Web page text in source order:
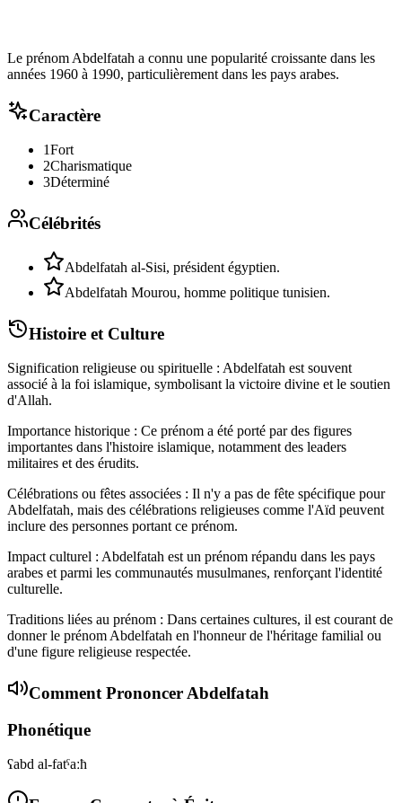
Le prénom Abdelfatah a connu une popularité croissante dans les
années 1960 à 1990, particulièrement dans les pays arabes.
Caractère
1Fort
2Charismatique
3Déterminé
Célébrités
Abdelfatah al-Sisi, président égyptien.
Abdelfatah Mourou, homme politique tunisien.
Histoire et Culture
Signification religieuse ou spirituelle : Abdelfatah est souvent
associé à la foi islamique, symbolisant la victoire divine et le soutien
d'Allah.
Importance historique : Ce prénom a été porté par des figures
importantes dans l'histoire islamique, notamment des leaders
militaires et des érudits.
Célébrations ou fêtes associées : Il n'y a pas de fête spécifique pour
Abdelfatah, mais des célébrations religieuses comme l'Aïd peuvent
inclure des personnes portant ce prénom.
Impact culturel : Abdelfatah est un prénom répandu dans les pays
arabes et parmi les communautés musulmanes, renforçant l'identité
culturelle.
Traditions liées au prénom : Dans certaines cultures, il est courant de
donner le prénom Abdelfatah en l'honneur de l'héritage familial ou
d'une figure religieuse respectée.
Comment Prononcer Abdelfatah
Phonétique
ʕabd al-fatˤaːħ